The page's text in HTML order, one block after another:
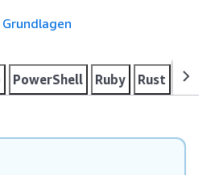
PowerShell Ruby Rust Swift